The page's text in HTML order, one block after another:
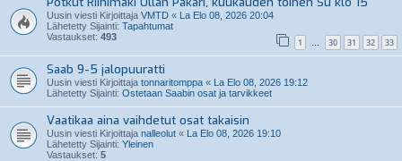
Uusin viesti Kirjoittaja VMTD « La Elo 08, 2026 20:04
Lähetetty Sijainti: Tapahtumat
Vastaukset: 493 1 … 30 31 32 33
Saab 9-5 jalopuuratti
Uusin viesti Kirjoittaja tonnaritomppa « La Elo 08, 2026 19:12
Lähetetty Sijainti: Ostetaan Saabin osat ja tarvikkeet
Vaatikaa aina vaihdetut osat takaisin
Uusin viesti Kirjoittaja nalleolut « La Elo 08, 2026 19:10
Lähetetty Sijainti: Yleinen
Vastaukset: 5